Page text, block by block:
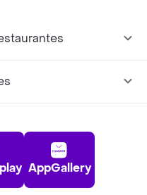
AppGallery